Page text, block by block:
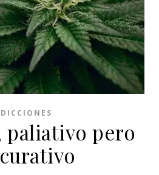
paliativo pero